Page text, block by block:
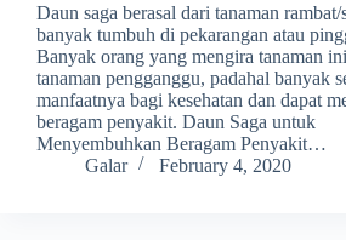
Daun saga berasal dari tanaman rambat/
banyak tumbuh di pekarangan atau
Banyak orang yang mengira tanaman
tanaman pengganggu, padahal banyak
manfaatnya bagi kesehatan dan dapat
beragam penyakit. Daun Saga untuk
Menyembuhkan Beragam Penyakit…
Galar
February 4, 2020